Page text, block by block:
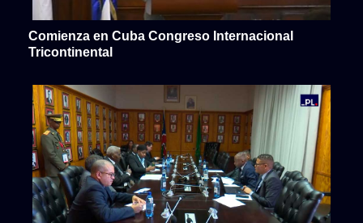
Comienza en Cuba Congreso Internacional
Tricontinental